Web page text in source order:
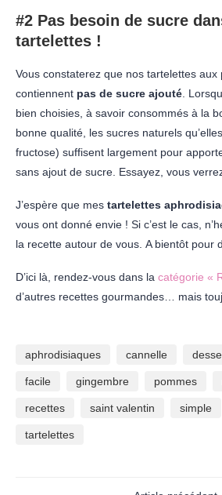
#2 Pas besoin de sucre
tartelettes !
Vous constaterez que nos tartelettes aux
contiennent pas de sucre ajouté.
bien choisies, à savoir consommés à la
bonne qualité, les sucres naturels
fructose) suffisent largement pour
sans ajout de sucre. Essayez, vous
J’espère que mes tartelettes
vous ont donné envie ! Si c’est le cas,
la recette autour de vous. A bientôt pour
D’ici là, rendez-vous dans la catégorie «
d’autres recettes gourmandes… mais
aphrodisiaques cannelle
facile gingembre pommes
recettes saint valentin simple
tartelettes